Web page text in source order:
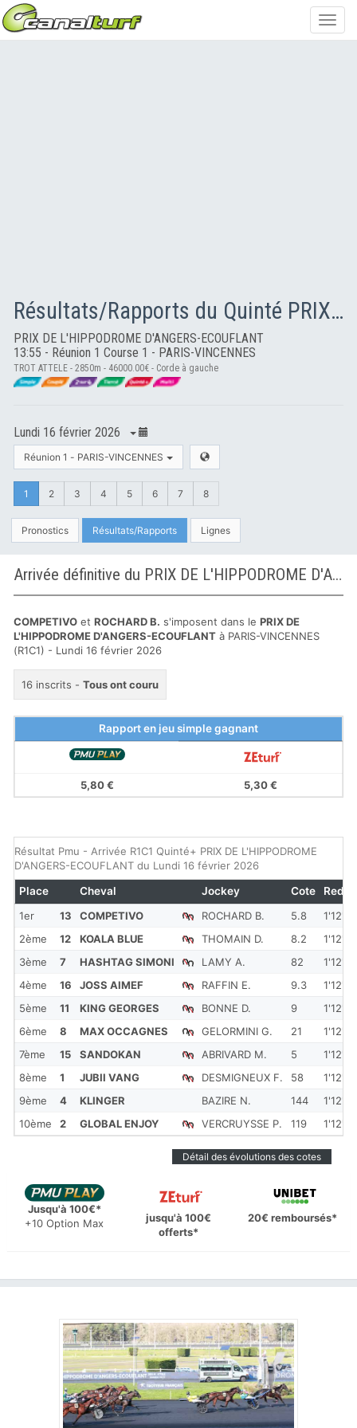
Résultats/Rapports du Quinté PRIX DE L'HIPPODROME D'ANGERS-ECOUFLANT
PRIX DE L'HIPPODROME D'ANGERS-ECOUFLANT
13:55 - Réunion 1 Course 1 - PARIS-VINCENNES
TROT ATTELE - 2850m - 46000.00€ - Corde à gauche
Lundi 16 février 2026
Réunion 1 - PARIS-VINCENNES
1 2 3 4 5 6 7 8
Pronostics Résultats/Rapports Lignes
Arrivée définitive du PRIX DE L'HIPPODROME D'ANGERS-ECOUFLANT à PARIS-VINCENNES
COMPETIVO et ROCHARD B. s'imposent dans le PRIX DE
L'HIPPODROME D'ANGERS-ECOUFLANT à PARIS-VINCENNES
(R1C1) - Lundi 16 février 2026
16 inscrits - Tous ont couru
Rapport en jeu simple gagnant
5,80 € 5,30 €
Résultat Pmu - Arrivée R1C1 Quinté+ PRIX DE L'HIPPODROME
D'ANGERS-ECOUFLANT du Lundi 16 février 2026
1er 13 COMPETIVO ROCHARD B. 5.8
2ème
12 KOALA BLUE THOMAIN D. 8.2
3ème
7 HASHTAG SIMONI LAMY A. 82
4ème
16 JOSS AIMEF RAFFIN E. 9.3
5ème
11 KING GEORGES BONNE D. 9
6ème
8 MAX OCCAGNES GELORMINI G. 21
7ème
15 SANDOKAN ABRIVARD M. 5
8ème
1 JUBII VANG DESMIGNEUX F. 58
9ème
4 KLINGER BAZIRE N. 144
10ème
2 GLOBAL ENJOY VERCRUYSSE P. 119
Place Cheval Jockey Cote
Détail des évolutions des cotes
Jusqu'à 100€*
+10 Option Max
jusqu'à 100€
offerts*
20€ remboursés*